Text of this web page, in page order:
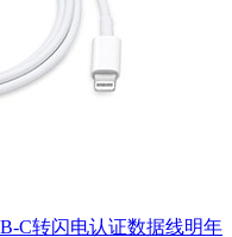
C转闪电认证数据线明年